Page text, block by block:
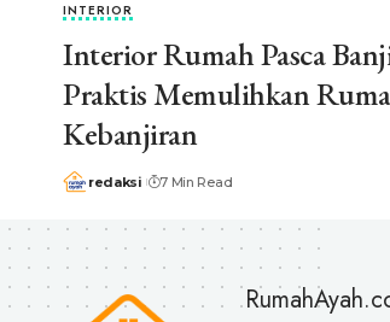
INTERIOR
Interior Rumah Pasca
Praktis Memulihkan
Kebanjiran
redaksi 7 Min Read